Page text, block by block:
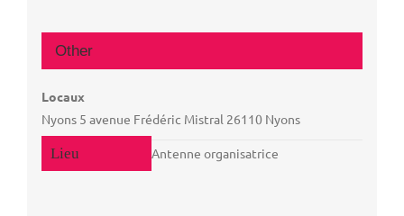
Antenne organisatrice
Other
Locaux
Nyons 5 avenue Frédéric Mistral 26110 Nyons